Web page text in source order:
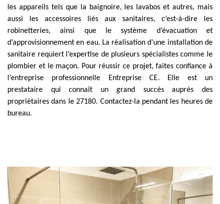
les appareils tels que la baignoire, les lavabos et autres, mais
aussi les accessoires liés aux sanitaires, c’est-à-dire les
robinetteries, ainsi que le système d’évacuation et
d’approvisionnement en eau. La réalisation d’une installation de
sanitaire requiert l’expertise de plusieurs spécialistes comme le
plombier et le maçon. Pour réussir ce projet, faites confiance à
l’entreprise professionnelle Entreprise CE. Elle est un
prestataire qui connaît un grand succès auprès des
propriétaires dans le 27180. Contactez-la pendant les heures de
bureau.